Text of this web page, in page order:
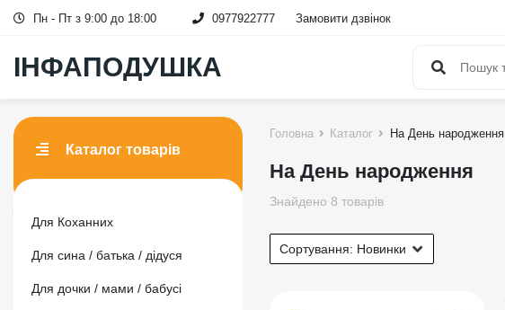
Пн - Пт з 9:00 до 18:00 0977922777 Замовити дзвінок
ІНФАПОДУШКА
Каталог товарів
Для Коханних
Для сина / батька / дідуся
Для дочки / мами / бабусі
Головна Каталог На День народження
На День народження
Знайдено 8 товарів
Сортування: Новинки